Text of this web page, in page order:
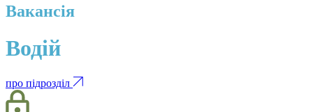
Вакансія
Водій
про підрозділ